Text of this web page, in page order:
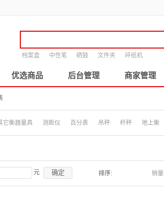
档案盒 中性笔 硒鼓 文件夹 碎纸机
优选商品 后台管理 商家管理
它衡器量具 测距仪 百分表 吊秤 杆秤 地上衡
元 确定 排序: 销量